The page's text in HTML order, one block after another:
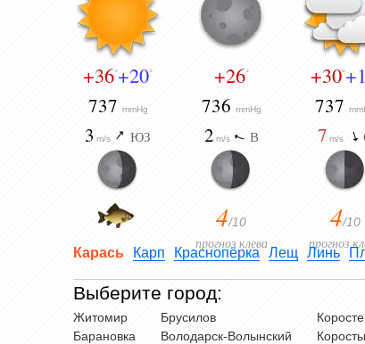
+36°+20°
737 mmHg
3 m/s ЮЗ
+26°
736 mmHg
2 m/s В
4/10
прогноз клева
+30°
737
7 m/s
4/10
прогноз
Карась Карп Краснопёрка Лещ Линь
Выберите город:
Житомир
Барановка
Брусилов
Володарск-Волынский